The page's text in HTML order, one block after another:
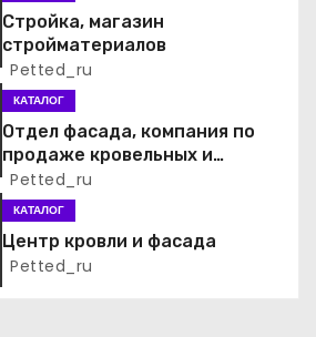
Стройка, магазин
стройматериалов
Petted_ru
КАТАЛОГ
Отдел фасада, компания по
продаже кровельных и
фасадных материалов
Petted_ru
КАТАЛОГ
Центр кровли и фасада
Petted_ru